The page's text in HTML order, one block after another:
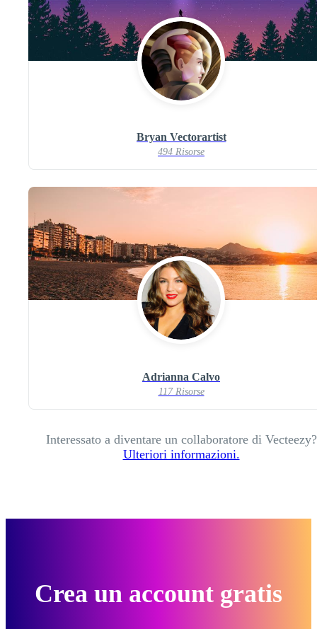
Bryan Vectorartist
494 Risorse
Adrianna Calvo
117 Risorse
Interessato a diventare un collaboratore di Vecteezy?
Ulteriori informazioni.
Crea un account gratis